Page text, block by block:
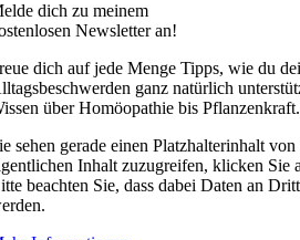
dich zu meinem
Newsletter an!
dich auf jede Menge Tipps, wie du
ganz natürlich
über Homöopathie bis Pflanzenkraft.
sehen gerade einen Platzhalterinhalt von
Inhalt zuzugreifen, klicken Sie
beachten Sie, dass dabei Daten an